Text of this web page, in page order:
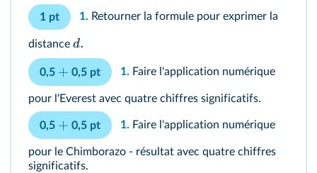
1 pt 1. Retourner la formule pour exprimer la
distance d.
0,5 + 0,5 pt 1. Faire l'application numérique
pour l'Everest avec quatre chiffres significatifs.
0,5 + 0,5 pt 1. Faire l'application numérique
pour le Chimborazo - résultat avec quatre chiffres
significatifs.